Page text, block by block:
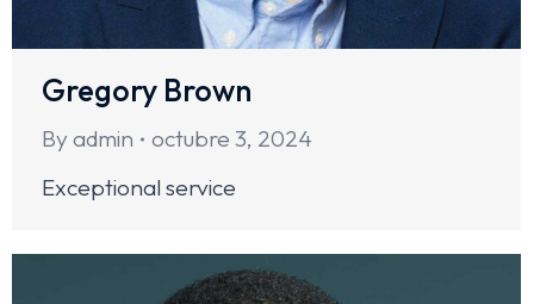
Gregory Brown
By admin
octubre 3, 2024
Exceptional service